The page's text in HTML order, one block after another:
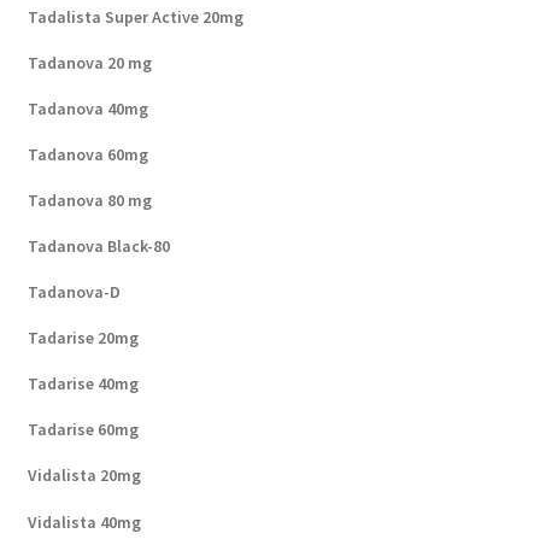
Tadalista Super Active 20mg
Tadanova 20 mg
Tadanova 40mg
Tadanova 60mg
Tadanova 80 mg
Tadanova Black-80
Tadanova-D
Tadarise 20mg
Tadarise 40mg
Tadarise 60mg
Vidalista 20mg
Vidalista 40mg